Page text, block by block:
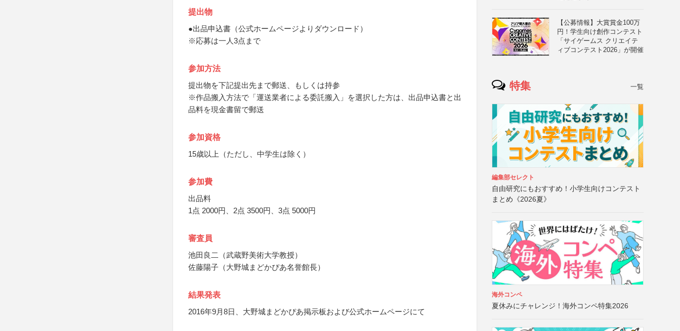
提出物
●出品申込書（公式ホームページよりダウンロード）
※応募は一人3点まで
参加方法
提出物を下記提出先まで郵送、もしくは持参
※作品搬入方法で「運送業者による委託搬入」を選択した方は、出品申込書と出
品料を現金書留で郵送
参加資格
15歳以上（ただし、中学生は除く）
参加費
出品料
1点 2000円、2点 3500円、3点 5000円
審査員
池田良二（武蔵野美術大学教授）
佐藤陽子（大野城まどかぴあ名誉館長）
結果発表
2016年9月8日、大野城まどかぴあ掲示板および公式ホームページにて
【公募情報】大賞賞金100万
円！学生向け創作コンテスト
「サイゲームス クリエイテ
ィブコンテスト2026」が開催
特集 一覧
編集部セレクト
自由研究にもおすすめ！小学生向けコンテスト
まとめ《2026夏》
海外コンペ
夏休みにチャレンジ！海外コンペ特集2026